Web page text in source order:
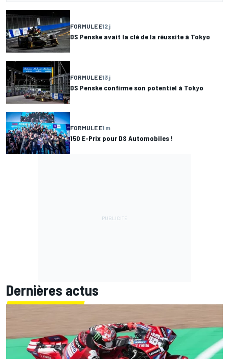
FORMULE E12 j
DS Penske avait la clé de la réussite à Tokyo
FORMULE E13 j
DS Penske confirme son potentiel à Tokyo
FORMULE E1 m
150 E-Prix pour DS Automobiles !
Dernières actus